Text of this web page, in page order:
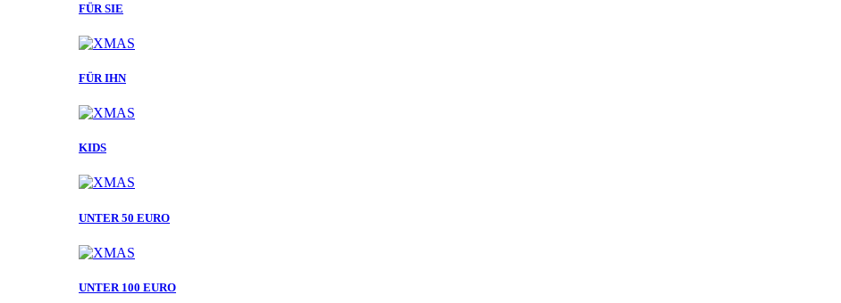
FÜR SIE
FÜR IHN
KIDS
UNTER 50 EURO
UNTER 100 EURO